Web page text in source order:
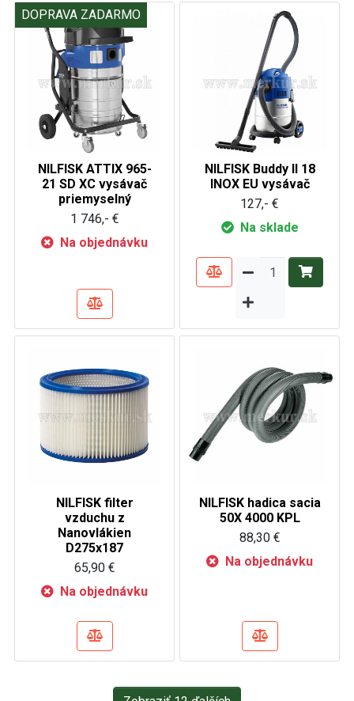
DOPRAVA ZADARMO
NILFISK ATTIX 965-
21 SD XC vysávač
priemyselný
1 746,- €
Na objednávku
NILFISK Buddy II 18
INOX EU vysávač
127,- €
Na sklade
NILFISK filter
vzduchu z
Nanovlákien
D275x187
65,90 €
Na objednávku
NILFISK hadica sacia
50X 4000 KPL
88,30 €
Na objednávku